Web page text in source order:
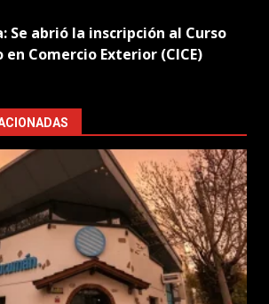
Se abrió la inscripción al Curso
Comercio Exterior (CICE)